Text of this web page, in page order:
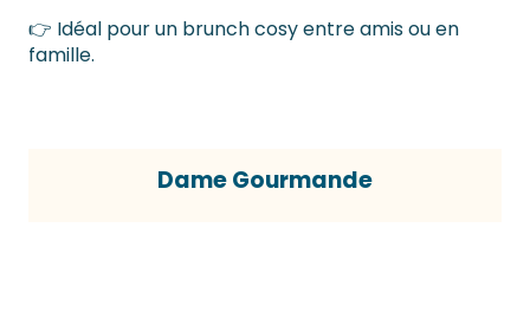
👉 Idéal pour un brunch cosy entre amis ou en
famille.
Dame Gourmande